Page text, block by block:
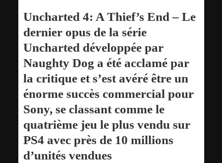
Uncharted 4: A Thief’s End – Le
dernier opus de la série
Uncharted développée par
Naughty Dog a été acclamé par
la critique et s’est avéré être un
énorme succès commercial pour
Sony, se classant comme le
quatrième jeu le plus vendu sur
PS4 avec près de 10 millions
d’unités vendues